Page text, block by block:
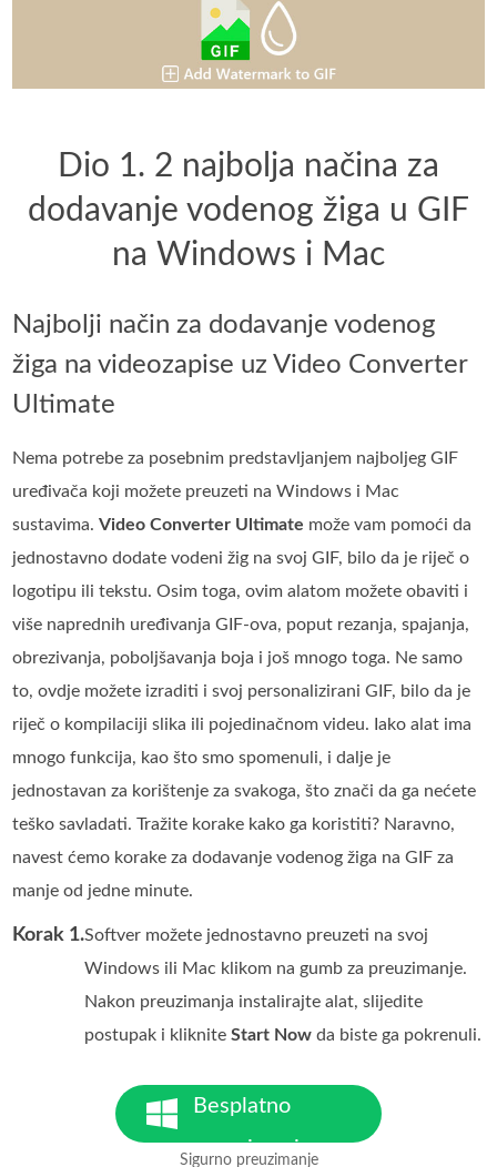
Dio 1. 2 najbolja načina za
dodavanje vodenog žiga u GIF
na Windows i Mac
Najbolji način za dodavanje vodenog
žiga na videozapise uz Video Converter
Ultimate
Nema potrebe za posebnim predstavljanjem najboljeg GIF
uređivača koji možete preuzeti na Windows i Mac
sustavima.Video Converter Ultimate može vam pomoći da
jednostavno dodate vodeni žig na svoj GIF, bilo da je riječ o
logotipu ili tekstu. Osim toga, ovim alatom možete obaviti i
više naprednih uređivanja GIF-ova, poput rezanja, spajanja,
obrezivanja, poboljšavanja boja i još mnogo toga. Ne samo
to, ovdje možete izraditi i svoj personalizirani GIF, bilo da je
riječ o kompilaciji slika ili pojedinačnom videu. Iako alat ima
mnogo funkcija, kao što smo spomenuli, i dalje je
jednostavan za korištenje za svakoga, što znači da ga nećete
teško savladati. Tražite korake kako ga koristiti? Naravno,
navest ćemo korake za dodavanje vodenog žiga na GIF za
manje od jedne minute.
Korak 1.Softver možete jednostavno preuzeti na svoj
Windows ili Mac klikom na gumb za preuzimanje.
Nakon preuzimanja instalirajte alat, slijedite
postupak i klikniteStart Now da biste ga pokrenuli.
Besplatno
preuzimanje
Sigurno preuzimanje